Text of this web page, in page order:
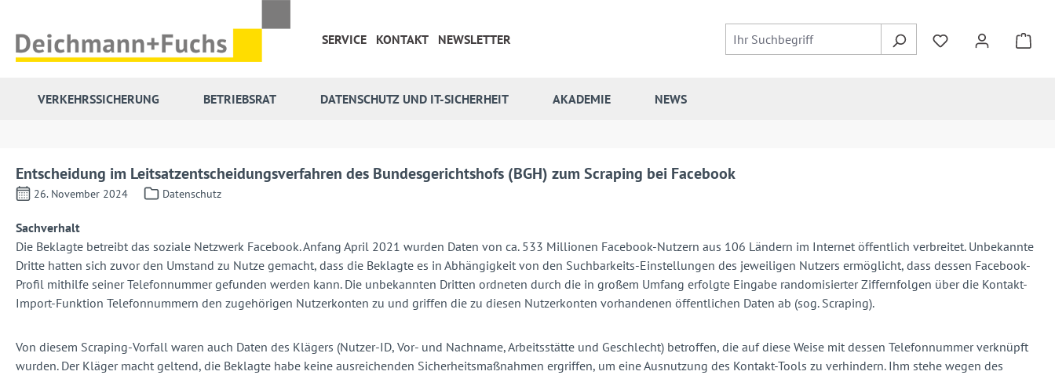
SERVICE
KONTAKT NEWSLETTER
VERKEHRSSICHERUNG BETRIEBSRAT DATENSCHUTZ UND IT-SICHERHEIT AKADEMIE NEWS
Entscheidung im Leitsatzentscheidungsverfahren des Bundesgerichtshofs (BGH) zum Scraping bei Facebook
26. November 2024 Datenschutz
Sachverhalt
Die Beklagte betreibt das soziale Netzwerk Facebook. Anfang April 2021 wurden Daten von ca. 533 Millionen Facebook-Nutzern aus 106 Ländern im Internet öffentlich verbreitet. Unbekannte
Dritte hatten sich zuvor den Umstand zu Nutze gemacht, dass die Beklagte es in Abhängigkeit von den Suchbarkeits-Einstellungen des jeweiligen Nutzers ermöglicht, dass dessen Facebook-
Profil mithilfe seiner Telefonnummer gefunden werden kann. Die unbekannten Dritten ordneten durch die in großem Umfang erfolgte Eingabe randomisierter Ziffernfolgen über die Kontakt-
Import-Funktion Telefonnummern den zugehörigen Nutzerkonten zu und griffen die zu diesen Nutzerkonten vorhandenen öffentlichen Daten ab (sog. Scraping).
Von diesem Scraping-Vorfall waren auch Daten des Klägers (Nutzer-ID, Vor- und Nachname, Arbeitsstätte und Geschlecht) betroffen, die auf diese Weise mit dessen Telefonnummer verknüpft
wurden. Der Kläger macht geltend, die Beklagte habe keine ausreichenden Sicherheitsmaßnahmen ergriffen, um eine Ausnutzung des Kontakt-Tools zu verhindern. Ihm stehe wegen des